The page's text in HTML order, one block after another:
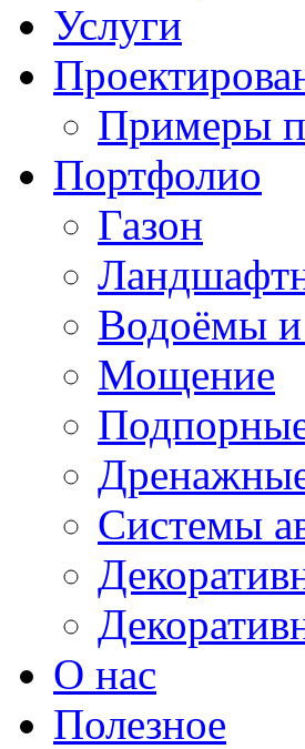
Услуги
Примеры
Портфолио
Газон
Водоёмы и
Мощение
Системы
О нас
Полезное